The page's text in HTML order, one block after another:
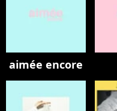
aimée encore